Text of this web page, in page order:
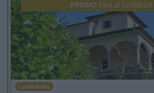
PROMO Fino al 12/08/26
Lombardia